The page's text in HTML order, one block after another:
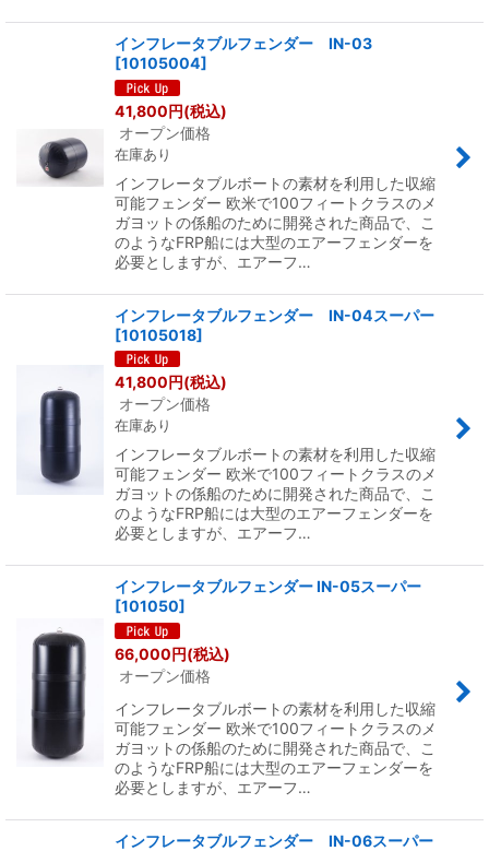
インフレータブルフェンダー IN-03
[10105004]
41,800円(税込)
オープン価格
在庫あり
インフレータブルボートの素材を利用した収縮
可能フェンダー 欧米で100フィートクラスのメ
ガヨットの係船のために開発された商品で、こ
のようなFRP船には大型のエアーフェンダーを
必要としますが、エアーフ…
インフレータブルフェンダー IN-04スーパー
[10105018]
41,800円(税込)
オープン価格
在庫あり
インフレータブルボートの素材を利用した収縮
可能フェンダー 欧米で100フィートクラスのメ
ガヨットの係船のために開発された商品で、こ
のようなFRP船には大型のエアーフェンダーを
必要としますが、エアーフ…
インフレータブルフェンダー IN-05スーパー
[101050]
66,000円(税込)
オープン価格
インフレータブルボートの素材を利用した収縮
可能フェンダー 欧米で100フィートクラスのメ
ガヨットの係船のために開発された商品で、こ
のようなFRP船には大型のエアーフェンダーを
必要としますが、エアーフ…
インフレータブルフェンダー IN-06スーパー